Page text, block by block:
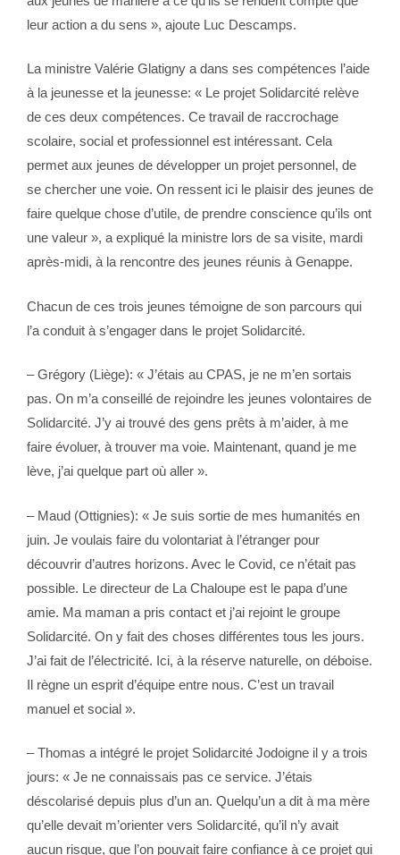
leur action a du sens », ajoute Luc Descamps.
La ministre Valérie Glatigny a dans ses compétences l’aide
à la jeunesse et la jeunesse: « Le projet Solidarcité relève
de ces deux compétences. Ce travail de raccrochage
scolaire, social et professionnel est intéressant. Cela
permet aux jeunes de développer un projet personnel, de
se chercher une voie. On ressent ici le plaisir des jeunes de
faire quelque chose d’utile, de prendre conscience qu’ils ont
une valeur », a expliqué la ministre lors de sa visite, mardi
après-midi, à la rencontre des jeunes réunis à Genappe.
Chacun de ces trois jeunes témoigne de son parcours qui
l’a conduit à s’engager dans le projet Solidarcité.
– Grégory (Liège): « J’étais au CPAS, je ne m’en sortais
pas. On m’a conseillé de rejoindre les jeunes volontaires de
Solidarcité. J’y ai trouvé des gens prêts à m’aider, à me
faire évoluer, à trouver ma voie. Maintenant, quand je me
lève, j’ai quelque part où aller ».
– Maud (Ottignies): « Je suis sortie de mes humanités en
juin. Je voulais faire du volontariat à l’étranger pour
découvrir d’autres horizons. Avec le Covid, ce n’était pas
possible. Le directeur de La Chaloupe est le papa d’une
amie. Ma maman a pris contact et j’ai rejoint le groupe
Solidarcité. On y fait des choses différentes tous les jours.
J’ai fait de l’électricité. Ici, à la réserve naturelle, on déboise.
Il règne un esprit d’équipe entre nous. C’est un travail
manuel et social ».
– Thomas a intégré le projet Solidarcité Jodoigne il y a trois
jours: « Je ne connaissais pas ce service. J’étais
déscolarisé depuis plus d’un an. Quelqu’un a dit à ma mère
qu’elle devait m’orienter vers Solidarcité, qu’il n’y avait
aucun risque, que l’on pouvait faire confiance à ce projet qui